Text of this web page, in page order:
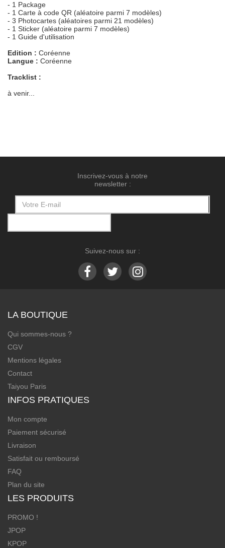
- 1 Package
- 1 Carte à code QR (aléatoire parmi 7 modèles)
- 3 Photocartes (aléatoires parmi 21 modèles)
- 1 Sticker (aléatoire parmi 7 modèles)
- 1 Guide d'utilisation
Edition : Coréenne
Langue : Coréenne
Tracklist :
à venir...
Inscrivez-vous à notre
newsletter :
Suivez-nous sur :
LA BOUTIQUE
Qui sommes-nous ?
CGV
Mentions légales
Contact
Taiyou Paris
INFOS PRATIQUES
Mon compte
Paiement sécurisé
Livraison
Satisfait ou remboursé
FAQ
Plan du site
LES PRODUITS
PROMO !
JPOP
KPOP